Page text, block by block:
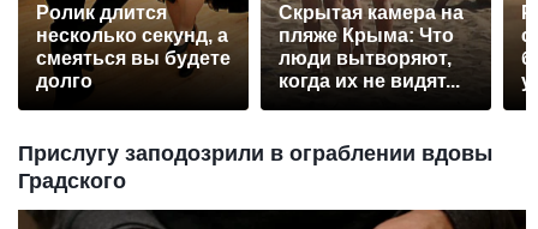
Ролик длится
несколько секунд, а
смеяться вы будете
долго
Скрытая камера на
пляже Крыма: Что
люди вытворяют,
когда их не видят...
Прислугу заподозрили в ограблении вдовы
Градского